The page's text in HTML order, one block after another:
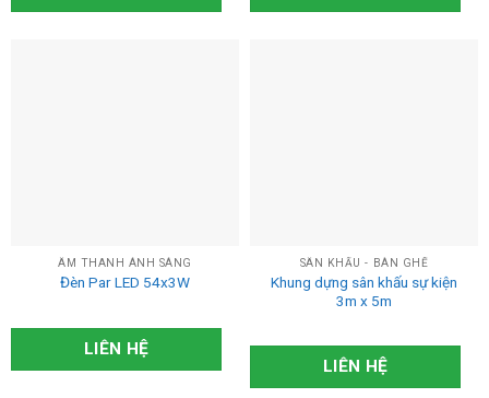
ÂM THANH ÁNH SÁNG
Đèn Par LED 54x3W
LIÊN HỆ
SÂN KHẤU - BÀN GHẾ
Khung dựng sân khấu sự kiện
3m x 5m
LIÊN HỆ